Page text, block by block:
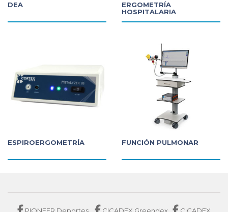
DEA
ERGOMETRÍA
HOSPITALARIA
ESPIROERGOMETRÍA FUNCIÓN PULMONAR